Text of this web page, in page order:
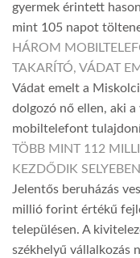
gyermek érintett
mint 105 napot
HÁROM
TAKARÍTÓ, VÁDAT
Vádat emelt a
dolgozó nő ellen, aki
mobiltelefont
TÖBB MINT 112
KEZDŐDIK SELYEBEN
Jelentős beruházás
millió forint értékű
településen. A
székhelyű vállalkozás